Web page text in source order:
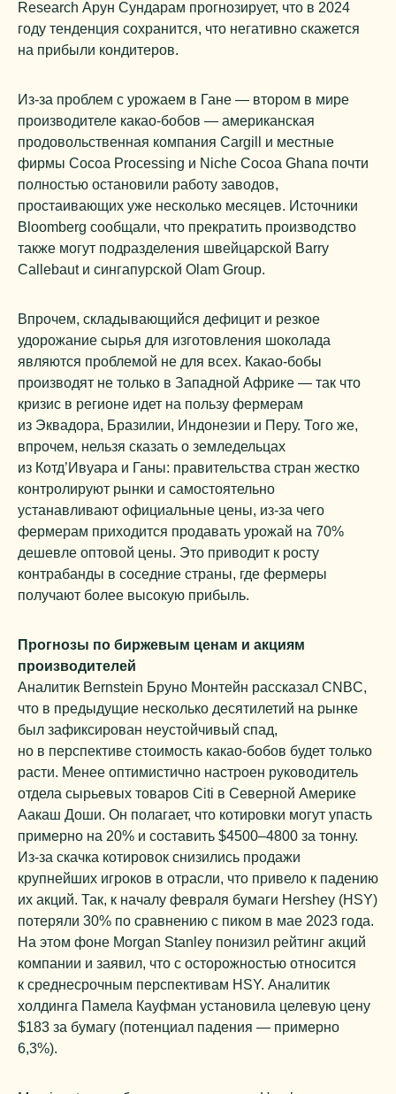
Research Арун Сундарам прогнозирует, что в 2024
году тенденция сохранится, что негативно скажется
на прибыли кондитеров.
Из-за проблем с урожаем в Гане — втором в мире
производителе какао-бобов — американская
продовольственная компания Cargill и местные
фирмы Cocoa Processing и Niche Cocoa Ghana почти
полностью остановили работу заводов,
простаивающих уже несколько месяцев. Источники
Bloomberg сообщали, что прекратить производство
также могут подразделения швейцарской Barry
Callebaut и сингапурской Olam Group.
Впрочем, складывающийся дефицит и резкое
удорожание сырья для изготовления шоколада
являются проблемой не для всех. Какао-бобы
производят не только в Западной Африке — так что
кризис в регионе идет на пользу фермерам
из Эквадора, Бразилии, Индонезии и Перу. Того же,
впрочем, нельзя сказать о земледельцах
из Котд’Ивуара и Ганы: правительства стран жестко
контролируют рынки и самостоятельно
устанавливают официальные цены, из-за чего
фермерам приходится продавать урожай на 70%
дешевле оптовой цены. Это приводит к росту
контрабанды в соседние страны, где фермеры
получают более высокую прибыль.
Прогнозы по биржевым ценам и акциям
производителей
Аналитик Bernstein Бруно Монтейн рассказал CNBC,
что в предыдущие несколько десятилетий на рынке
был зафиксирован неустойчивый спад,
но в перспективе стоимость какао-бобов будет только
расти. Менее оптимистично настроен руководитель
отдела сырьевых товаров Citi в Северной Америке
Аакаш Доши. Он полагает, что котировки могут упасть
примерно на 20% и составить $4500–4800 за тонну.
Из-за скачка котировок снизились продажи
крупнейших игроков в отрасли, что привело к падению
их акций. Так, к началу февраля бумаги Hershey (HSY)
потеряли 30% по сравнению с пиком в мае 2023 года.
На этом фоне Morgan Stanley понизил рейтинг акций
компании и заявил, что с осторожностью относится
к среднесрочным перспективам HSY. Аналитик
холдинга Памела Кауфман установила целевую цену
$183 за бумагу (потенциал падения — примерно
6,3%).